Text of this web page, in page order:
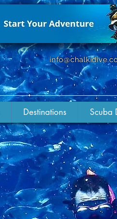
Destinations Scuba